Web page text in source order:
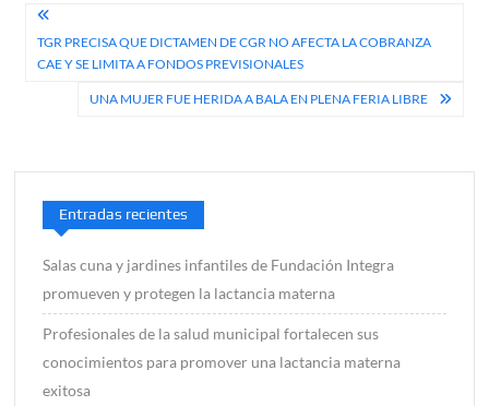
Navegación
de
entradas
TGR PRECISA QUE DICTAMEN DE CGR NO AFECTA LA COBRANZA
CAE Y SE LIMITA A FONDOS PREVISIONALES
UNA MUJER FUE HERIDA A BALA EN PLENA FERIA LIBRE
Entradas recientes
Salas cuna y jardines infantiles de Fundación Integra
promueven y protegen la lactancia materna
Profesionales de la salud municipal fortalecen sus
conocimientos para promover una lactancia materna
exitosa